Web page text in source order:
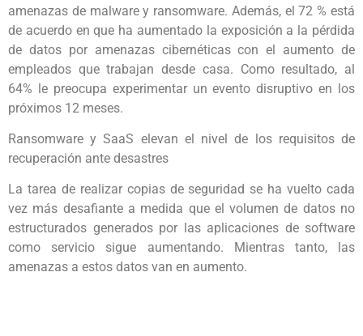
amenazas de malware y ransomware. Además, el 72 % está
de acuerdo en que ha aumentado la exposición a la pérdida
de datos por amenazas cibernéticas con el aumento de
empleados que trabajan desde casa. Como resultado, al
64% le preocupa experimentar un evento disruptivo en los
próximos 12 meses.
Ransomware y SaaS elevan el nivel de los requisitos de
recuperación ante desastres
La tarea de realizar copias de seguridad se ha vuelto cada
vez más desafiante a medida que el volumen de datos no
estructurados generados por las aplicaciones de software
como servicio sigue aumentando. Mientras tanto, las
amenazas a estos datos van en aumento.